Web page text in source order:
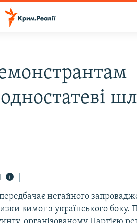
негайного
вимог з українського боку.